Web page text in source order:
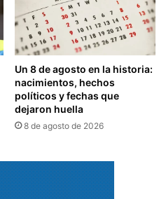
Un 8 de agosto en la historia:
nacimientos, hechos
políticos y fechas que
dejaron huella
8 de agosto de 2026